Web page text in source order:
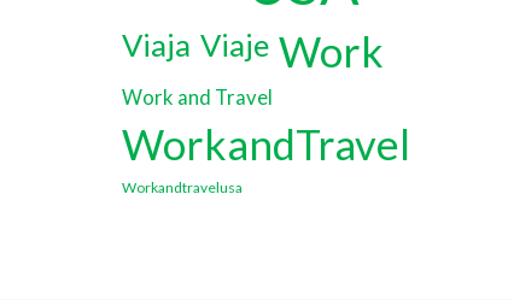
Viaja Viaje Work
Work and Travel
WorkandTravel
Workandtravelusa